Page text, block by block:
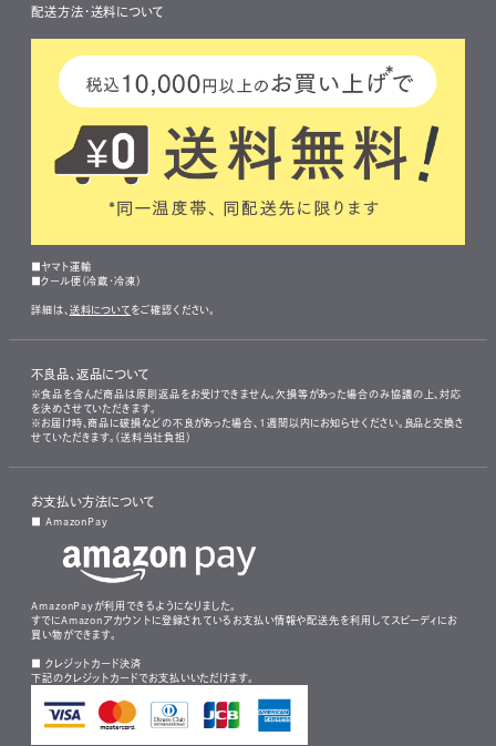
配送方法・送料について
■ヤマト運輸
■クール便（冷蔵・冷凍）
詳細は、 送料について をご確認ください。
不良品、返品について
※食品を含んだ商品は原則返品をお受けできません。欠損等があった場合のみ協議の上、対応
を決めさせていただきます。
※お届け時、商品に破損などの不良があった場合、1週間以内にお知らせください。良品と交換さ
せていただきます。（送料当社負担）
お支払い方法について
■ AmazonPay
AmazonPayが利用できるようになりました。
すでにAmazonアカウントに登録されているお支払い情報や配送先を利用してスピーディにお
買い物ができます。
■ クレジットカード決済
下記のクレジットカードでお支払いいただけます。